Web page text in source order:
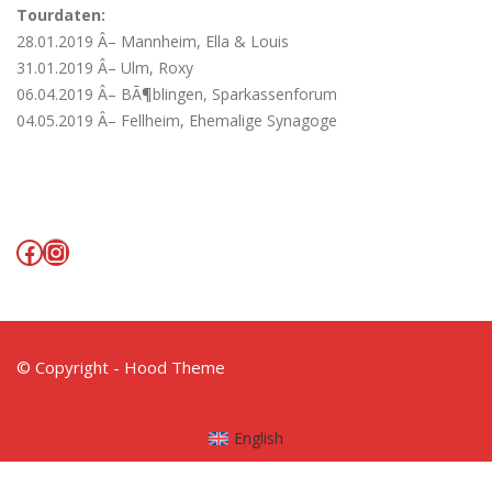
Tourdaten:
28.01.2019 Â– Mannheim, Ella & Louis
31.01.2019 Â– Ulm, Roxy
06.04.2019 Â– BÃ¶blingen, Sparkassenforum
04.05.2019 Â– Fellheim, Ehemalige Synagoge
Facebook
Instagram
© Copyright - Hood Theme
English